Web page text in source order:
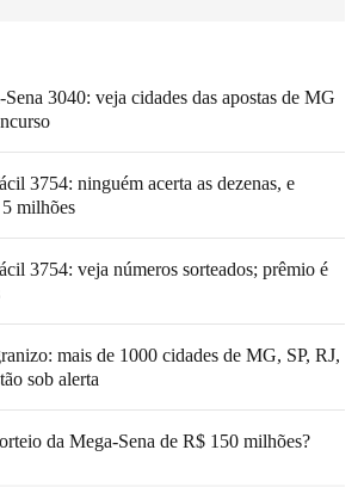
3040: veja cidades das apostas de MG
3754: ninguém acerta as dezenas, e
milhões
3754: veja números sorteados; prêmio é
mais de 1000 cidades de MG, SP, RJ,
sob alerta
da Mega-Sena de R$ 150 milhões?